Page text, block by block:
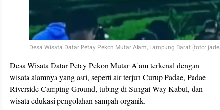
Desa Wisata Datar Petay Pekon Mutar Alam, Lampung Barat (foto:
Desa Wisata Datar Petay Pekon Mutar Alam terkenal dengan
wisata alamnya yang asri, seperti air terjun Curup Padae, Padae
Riverside Camping Ground, tubing di Sungai Way Kabul, dan
wisata edukasi pengolahan sampah organik.